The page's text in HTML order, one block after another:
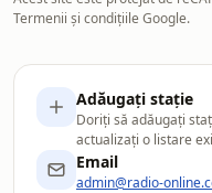
Termenii și condițiile Google.
Adăugați stație
Doriți să adăugați
actualizați o listare
Email
admin@radio-